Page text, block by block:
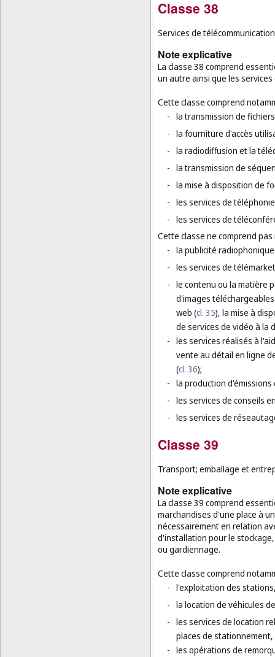
Classe 38
Services de
Note explicative
La classe 38 comprend
un autre ainsi que les
Cette classe comprend
- la transmission de
- la fourniture d'accès
- la radiodiffusion et la
- la transmission de
- la mise à disposition de
- les services de
- les services de
Cette classe ne comprend
- la publicité
- les services de
- le contenu ou la matière
d'images
web (cl. 35), la mise à
de services de vidéo à la
- les services réalisés à
vente au détail en ligne
(cl. 36);
- la production
- les services de conseils
- les services de
Classe 39
Transport; emballage et
Note explicative
La classe 39 comprend
marchandises d'une place à
nécessairement en relation
d'installation pour le
ou gardiennage.
Cette classe comprend
- l'exploitation des
- la location de véhicules
- les services de location
places de
- les opérations de